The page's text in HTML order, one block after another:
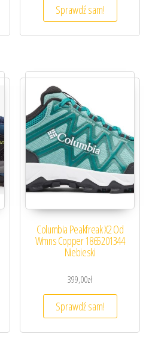
Sprawdź sam!
Columbia Peakfreak X2 Od
Wmns Copper 1865201344
Niebieski
399,00zł
Sprawdź sam!